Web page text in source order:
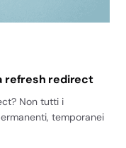
refresh redirect
Non tutti i
temporanei